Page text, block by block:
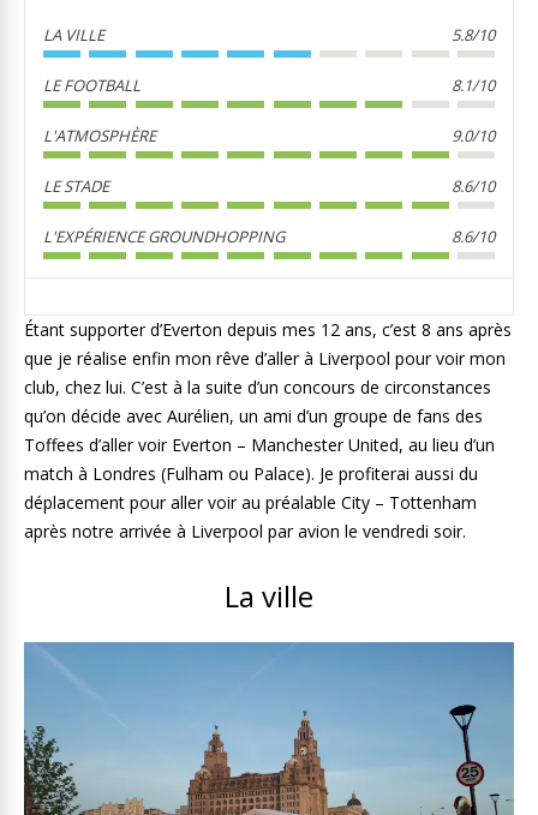
LA VILLE 5.8/10
LE FOOTBALL 8.1/10
L'ATMOSPHÈRE 9.0/10
LE STADE 8.6/10
L'EXPÉRIENCE GROUNDHOPPING 8.6/10
Étant supporter d’Everton depuis mes 12 ans, c’est 8 ans après
que je réalise enfin mon rêve d’aller à Liverpool pour voir mon
club, chez lui. C’est à la suite d’un concours de circonstances
qu’on décide avec Aurélien, un ami d’un groupe de fans des
Toffees d’aller voir Everton – Manchester United, au lieu d’un
match à Londres (Fulham ou Palace). Je profiterai aussi du
déplacement pour aller voir au préalable City – Tottenham
après notre arrivée à Liverpool par avion le vendredi soir.
La ville